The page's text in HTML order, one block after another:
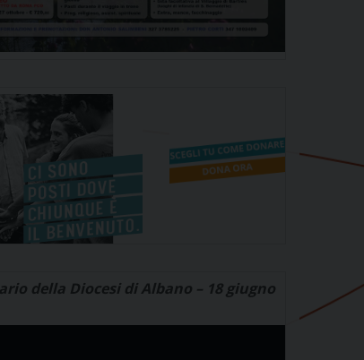
della Diocesi di Albano – 18 giugno